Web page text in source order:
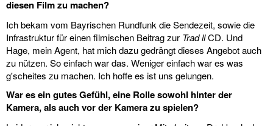
diesen Film zu machen?
Ich bekam vom Bayrischen Rundfunk die Sendezeit, sowie die
Infrastruktur für einen filmischen Beitrag zur Trad llCD. Und
Hage, mein Agent, hat mich dazu gedrängt dieses Angebot auch
zu nützen. So einfach war das. Weniger einfach war es was
g'scheites zu machen. Ich hoffe es ist uns gelungen.
War es ein gutes Gefühl, eine Rolle sowohl hinter der
Kamera, als auch vor der Kamera zu spielen?